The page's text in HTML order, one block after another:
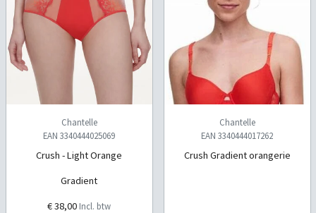
Chantelle
EAN 3340444025069
Crush - Light Orange
Gradient
€ 38,00 Incl. btw
Chantelle
EAN 3340444017262
Crush Gradient orangerie